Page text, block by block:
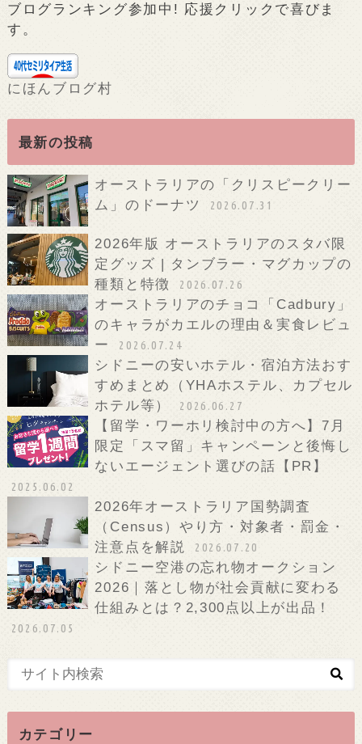
ブログランキング参加中! 応援クリックで喜びま
す。
にほんブログ村
最新の投稿
オーストラリアの「クリスピークリー
ム」のドーナツ
2026.07.31
2026年版 オーストラリアのスタバ限
定グッズ | タンブラー・マグカップの
種類と特徴
2026.07.26
オーストラリアのチョコ「Cadbury」
のキャラがカエルの理由＆実食レビュ
ー
2026.07.24
シドニーの安いホテル・宿泊方法おす
すめまとめ（YHAホステル、カプセル
ホテル等）
2026.06.27
【留学・ワーホリ検討中の方へ】7月
限定「スマ留」キャンペーンと後悔し
ないエージェント選びの話【PR】
2025.06.02
2026年オーストラリア国勢調査
（Census）やり方・対象者・罰金・
注意点を解説
2026.07.20
シドニー空港の忘れ物オークション
2026｜落とし物が社会貢献に変わる
仕組みとは？2,300点以上が出品！
2026.07.05
カテゴリー